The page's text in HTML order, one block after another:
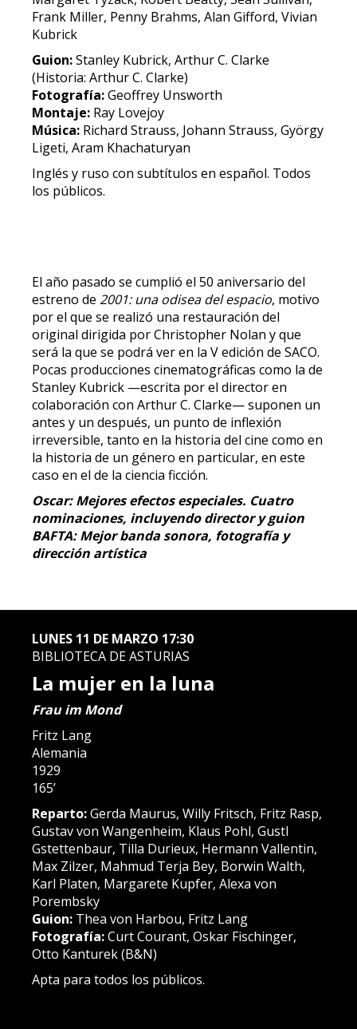
Frank Miller, Penny Brahms, Alan Gifford, Vivian
Kubrick
Guion:Stanley Kubrick, Arthur C. Clarke
(Historia: Arthur C. Clarke)
Fotografía:Geoffrey Unsworth
Montaje: Ray Lovejoy
Música: Richard Strauss, Johann Strauss, György
Ligeti, Aram Khachaturyan
Inglés y ruso con subtítulos en español. Todos
los públicos.
El año pasado se cumplió el 50 aniversario del
estreno de 2001: una odisea del espacio, motivo
por el que se realizó una restauración del
original dirigida por Christopher Nolan y que
será la que se podrá ver en la V edición de SACO.
Pocas producciones cinematográficas como la de
Stanley Kubrick —escrita por el director en
colaboración con Arthur C. Clarke— suponen un
antes y un después, un punto de inflexión
irreversible, tanto en la historia del cine como en
la historia de un género en particular, en este
caso en el de la ciencia ficción.
Oscar: Mejores efectos especiales. Cuatro
nominaciones, incluyendo director y guion
BAFTA: Mejor banda sonora, fotografía y
dirección artística
LUNES 11 DE MARZO 17:30
BIBLIOTECA DE ASTURIAS
La mujer en la luna
Frau im Mond
Fritz Lang
Alemania
1929
165’
Reparto:Gerda Maurus, Willy Fritsch, Fritz Rasp,
Gustav von Wangenheim, Klaus Pohl, Gustl
Gstettenbaur, Tilla Durieux, Hermann Vallentin,
Max Zilzer, Mahmud Terja Bey, Borwin Walth,
Karl Platen, Margarete Kupfer, Alexa von
Porembsky
Guion: Thea von Harbou, Fritz Lang
Fotografía:Curt Courant, Oskar Fischinger,
Otto Kanturek (B&N)
Apta para todos los públicos.